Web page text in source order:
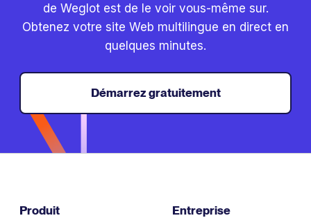
de Weglot est de le voir vous-même sur.
Obtenez votre site Web multilingue en direct en
quelques minutes.
Démarrez gratuitement
Produit Entreprise